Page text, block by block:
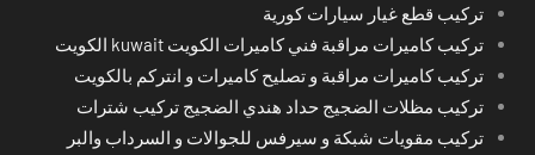
تركيب قطع غيار سيارات كورية
تركيب كاميرات مراقبة فني كاميرات الكويت kuwait الكويت
تركيب كاميرات مراقبة و تصليح كاميرات و انتركم بالكويت
تركيب مظلات الضجيج حداد هندي الضجيج تركيب شترات
تركيب مقويات شبكة و سيرفس للجوالات و السرداب والبر